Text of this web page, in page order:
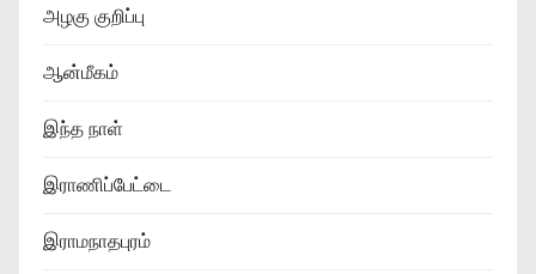
அழகு குறிப்பு
ஆன்மீகம்
இந்த நாள்
இராணிப்பேட்டை
இராமநாதபுரம்